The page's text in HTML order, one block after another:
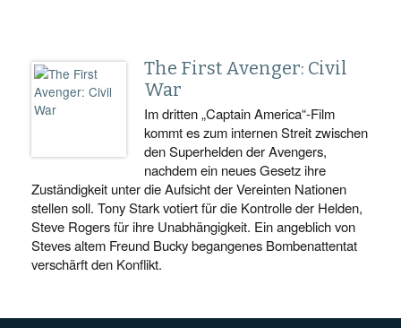
The First Avenger: Civil
War
Im dritten „Captain America“-Film
kommt es zum internen Streit zwischen
den Superhelden der Avengers,
nachdem ein neues Gesetz ihre
Zuständigkeit unter die Aufsicht der Vereinten Nationen
stellen soll. Tony Stark votiert für die Kontrolle der Helden,
Steve Rogers für ihre Unabhängigkeit. Ein angeblich von
Steves altem Freund Bucky begangenes Bombenattentat
verschärft den Konflikt.